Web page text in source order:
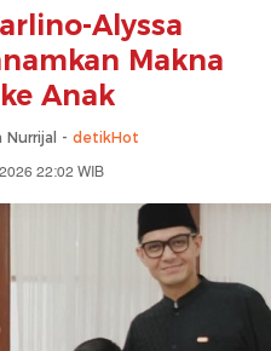
Alyssa
Makna
Anak
Nurrijal - detikHot
22:02 WIB